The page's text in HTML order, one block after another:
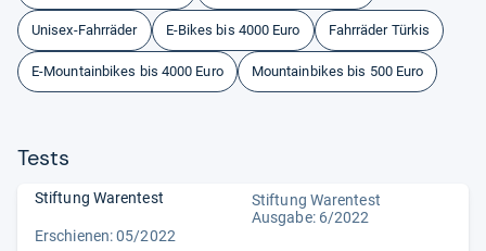
Unisex-Fahrräder E-Bikes bis 4000 Euro Fahrräder Türkis
E-Mountainbikes bis 4000 Euro Mountainbikes bis 500 Euro
Tests
Stiftung Warentest
Stiftung Warentest
Ausgabe: 6/2022
Erschienen: 05/2022